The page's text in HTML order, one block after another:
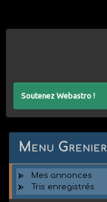
Soutenez Webastro !
Menu Grenier
Mes annonces
Tris enregistrés